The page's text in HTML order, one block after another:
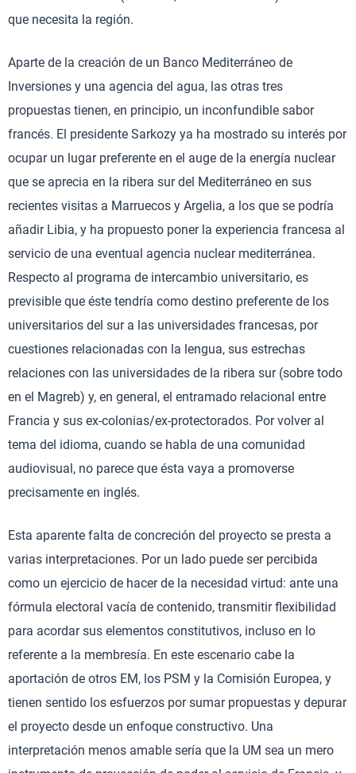
que necesita la región.
Aparte de la creación de un Banco Mediterráneo de
Inversiones y una agencia del agua, las otras tres
propuestas tienen, en principio, un inconfundible sabor
francés. El presidente Sarkozy ya ha mostrado su interés por
ocupar un lugar preferente en el auge de la energía nuclear
que se aprecia en la ribera sur del Mediterráneo en sus
recientes visitas a Marruecos y Argelia, a los que se podría
añadir Libia, y ha propuesto poner la experiencia francesa al
servicio de una eventual agencia nuclear mediterránea.
Respecto al programa de intercambio universitario, es
previsible que éste tendría como destino preferente de los
universitarios del sur a las universidades francesas, por
cuestiones relacionadas con la lengua, sus estrechas
relaciones con las universidades de la ribera sur (sobre todo
en el Magreb) y, en general, el entramado relacional entre
Francia y sus ex-colonias/ex-protectorados. Por volver al
tema del idioma, cuando se habla de una comunidad
audiovisual, no parece que ésta vaya a promoverse
precisamente en inglés.
Esta aparente falta de concreción del proyecto se presta a
varias interpretaciones. Por un lado puede ser percibida
como un ejercicio de hacer de la necesidad virtud: ante una
fórmula electoral vacía de contenido, transmitir flexibilidad
para acordar sus elementos constitutivos, incluso en lo
referente a la membresía. En este escenario cabe la
aportación de otros EM, los PSM y la Comisión Europea, y
tienen sentido los esfuerzos por sumar propuestas y depurar
el proyecto desde un enfoque constructivo. Una
interpretación menos amable sería que la UM sea un mero